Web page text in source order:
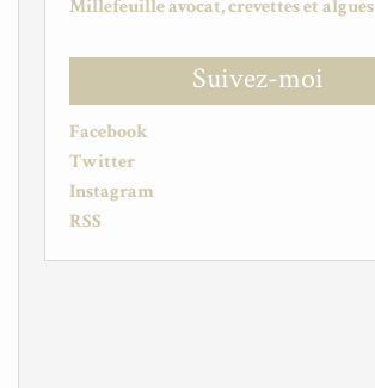
Millefeuille avocat, crevettes et algues
Suivez-moi
Facebook
Twitter
Instagram
RSS